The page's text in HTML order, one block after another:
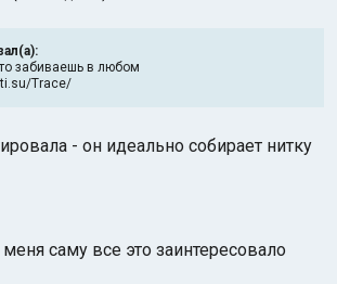
забиваешь в любом
Trace/
- он идеально собирает нитку
саму все это заинтересовало